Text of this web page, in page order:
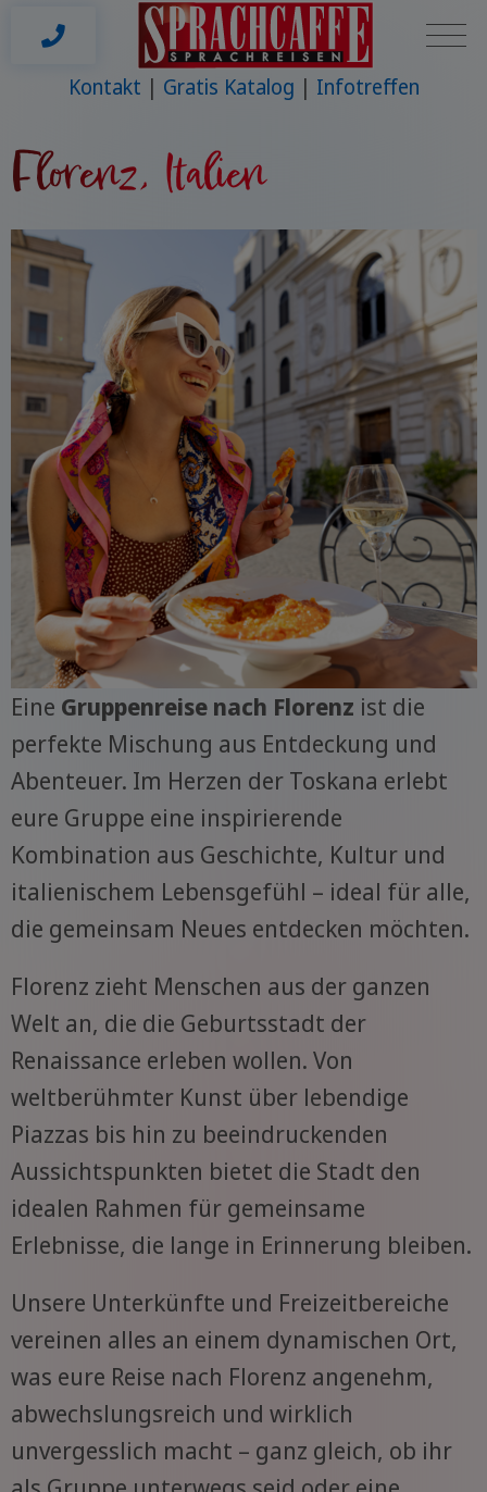
Kontakt Gratis Katalog Infotreffen
Florenz, Italien
Eine Gruppenreise nach Florenz ist die
perfekte Mischung aus Entdeckung und
Abenteuer. Im Herzen der Toskana erlebt
eure Gruppe eine inspirierende
Kombination aus Geschichte, Kultur und
italienischem Lebensgefühl – ideal für alle,
die gemeinsam Neues entdecken möchten.
Florenz zieht Menschen aus der ganzen
Welt an, die die Geburtsstadt der
Renaissance erleben wollen. Von
weltberühmter Kunst über lebendige
Piazzas bis hin zu beeindruckenden
Aussichtspunkten bietet die Stadt den
idealen Rahmen für gemeinsame
Erlebnisse, die lange in Erinnerung bleiben.
Unsere Unterkünfte und Freizeitbereiche
vereinen alles an einem dynamischen Ort,
was eure Reise nach Florenz angenehm,
abwechslungsreich und wirklich
unvergesslich macht – ganz gleich, ob ihr